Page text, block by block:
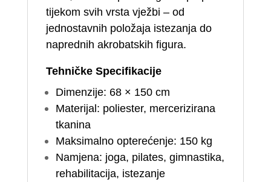
tijekom svih vrsta vježbi – od
jednostavnih položaja istezanja do
naprednih akrobatskih figura.
Tehničke Specifikacije
Dimenzije: 68 × 150 cm
Materijal: poliester, mercerizirana
tkanina
Maksimalno opterećenje: 150 kg
Namjena: joga, pilates, gimnastika,
rehabilitacija, istezanje